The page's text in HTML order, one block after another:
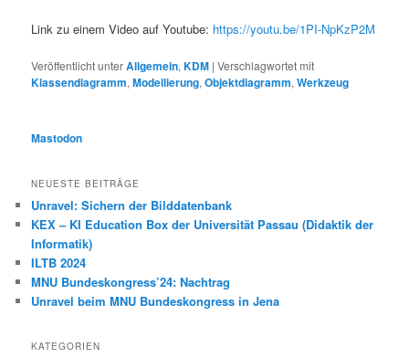
Link zu einem Video auf Youtube: https://youtu.be/1PI-NpKzP2M
Veröffentlicht unterAllgemein,KDM |Verschlagwortet mit
Klassendiagramm,Modellierung,Objektdiagramm,Werkzeug
Mastodon
NEUESTE BEITRÄGE
Unravel: Sichern der Bilddatenbank
KEX – KI Education Box der Universität Passau (Didaktik der
Informatik)
ILTB 2024
MNU Bundeskongress’24: Nachtrag
Unravel beim MNU Bundeskongress in Jena
KATEGORIEN